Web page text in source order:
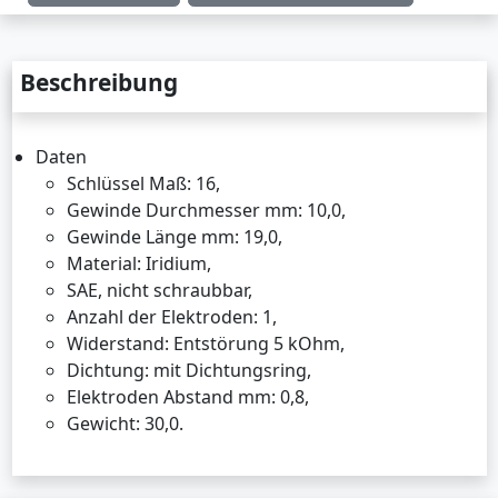
Beschreibung
Daten
Schlüssel Maß: 16,
Gewinde Durchmesser mm: 10,0,
Gewinde Länge mm: 19,0,
Material: Iridium,
SAE, nicht schraubbar,
Anzahl der Elektroden: 1,
Widerstand: Entstörung 5 kOhm,
Dichtung: mit Dichtungsring,
Elektroden Abstand mm: 0,8,
Gewicht: 30,0.